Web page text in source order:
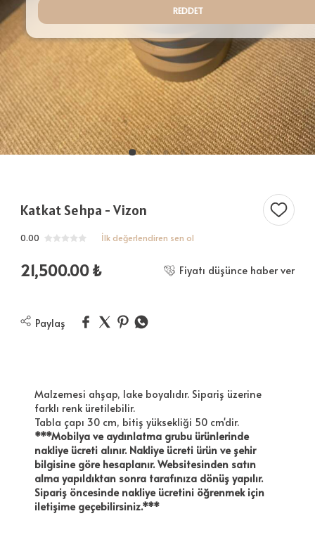
Saksılar
Servisler
Sehpalar
Tüm Ürünler ürünleri
Katkat Sehpa - Vizon
0.00 İlk değerlendiren sen ol
21,500.00₺ Fiyatı düşünce haber ver
Paylaş
Malzemesi ahşap, lake boyalıdır. Sipariş üzerine
farklı renk üretilebilir.
Tabla çapı 30 cm, bitiş yüksekliği 50 cm'dir.
***Mobilya ve aydınlatma grubu ürünlerinde
nakliye ücreti alınır. Nakliye ücreti ürün ve şehir
bilgisine göre hesaplanır. Websitesinden satın
alma yapıldıktan sonra tarafınıza dönüş yapılır.
Sipariş öncesinde nakliye ücretini öğrenmek için
iletişime geçebilirsiniz.***
REDDET